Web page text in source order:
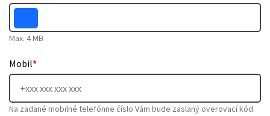
Max. 4 MB
Mobil*
Na zadané mobilné telefónne číslo Vám bude zaslaný overovací kód.